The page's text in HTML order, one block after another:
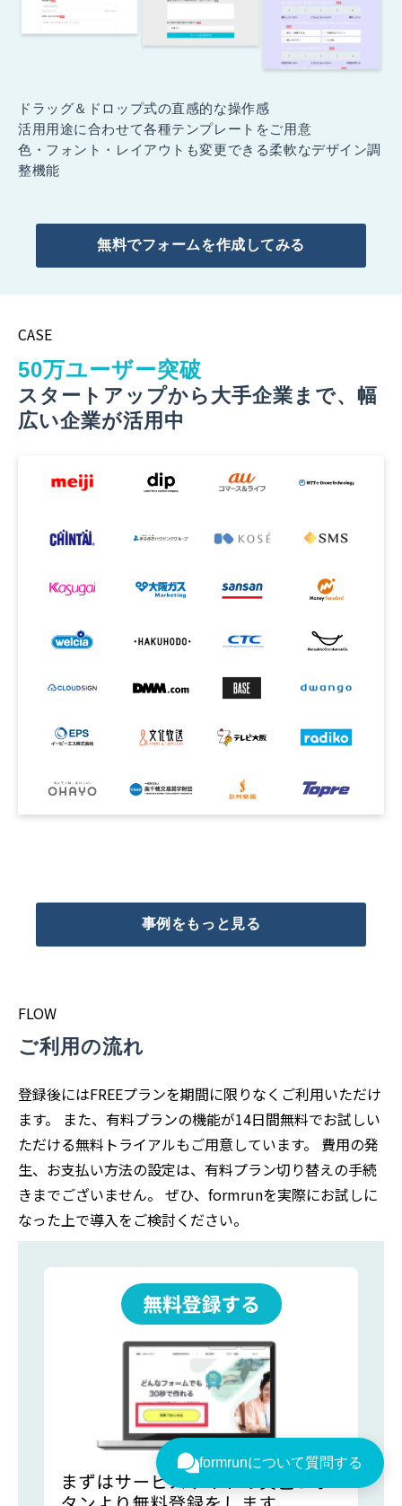
ドラッグ＆ドロップ式の直感的な操作感
活用用途に合わせて各種テンプレートをご用意
色・フォント・レイアウトも変更できる柔軟なデザイン調
整機能
無料でフォームを作成してみる
CASE
50万ユーザー突破
スタートアップから大手企業まで、幅
広い企業が活用中
事例をもっと見る
FLOW
ご利用の流れ
登録後にはFREEプランを期間に限りなくご利用いただけ
ます。 また、有料プランの機能が14日間無料でお試しい
ただける無料トライアルもご用意しています。 費用の発
生、お支払い方法の設定は、有料プラン切り替えの手続
きまでございません。 ぜひ、formrunを実際にお試しに
なった上で導入をご検討ください。